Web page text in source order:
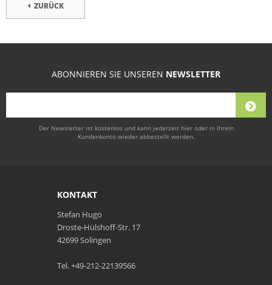
ZURÜCK
ABONNIEREN SIE UNSEREN NEWSLETTER
Der Newsletter ist kostenlos und kann jederzeit hier oder in Ihrem
Kundenkonto wieder abbestellt werden.
KONTAKT
Stefan Hugo
Droste-Hülshoff-Str. 17
42699 Solingen
Tel. +49-212-22139566